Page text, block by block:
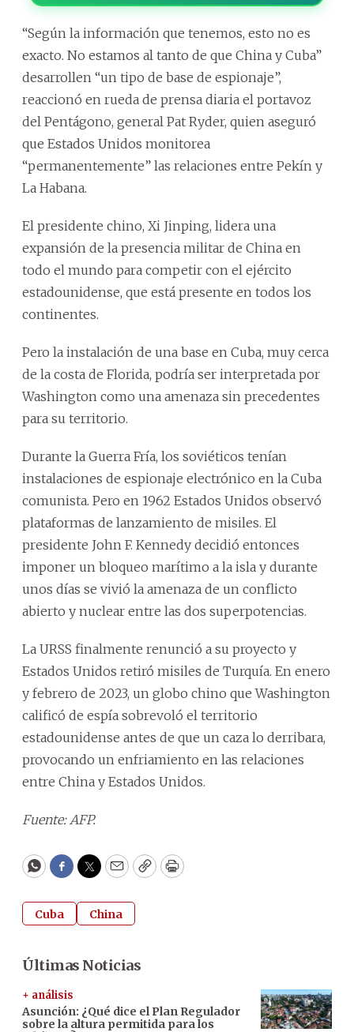
“Según la información que tenemos, esto no es
exacto. No estamos al tanto de que China y Cuba”
desarrollen “un tipo de base de espionaje”,
reaccionó en rueda de prensa diaria el portavoz
del Pentágono, general Pat Ryder, quien aseguró
que Estados Unidos monitorea
“permanentemente” las relaciones entre Pekín y
La Habana.
El presidente chino, Xi Jinping, lidera una
expansión de la presencia militar de China en
todo el mundo para competir con el ejército
estadounidense, que está presente en todos los
continentes.
Pero la instalación de una base en Cuba, muy cerca
de la costa de Florida, podría ser interpretada por
Washington como una amenaza sin precedentes
para su territorio.
Durante la Guerra Fría, los soviéticos tenían
instalaciones de espionaje electrónico en la Cuba
comunista. Pero en 1962 Estados Unidos observó
plataformas de lanzamiento de misiles. El
presidente John F. Kennedy decidió entonces
imponer un bloqueo marítimo a la isla y durante
unos días se vivió la amenaza de un conflicto
abierto y nuclear entre las dos superpotencias.
La URSS finalmente renunció a su proyecto y
Estados Unidos retiró misiles de Turquía. En enero
y febrero de 2023, un globo chino que Washington
calificó de espía sobrevoló el territorio
estadounidense antes de que un caza lo derribara,
provocando un enfriamiento en las relaciones
entre China y Estados Unidos.
Fuente: AFP.
WhatsApp
Facebook
Twitter
EmailCopyPrint
Cuba China
Últimas Noticias
+ análisis
Asunción: ¿Qué dice el Plan Regulador
sobre la altura permitida para los